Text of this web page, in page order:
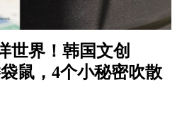
世界！韩国文创
鼠，4个小秘密吹散